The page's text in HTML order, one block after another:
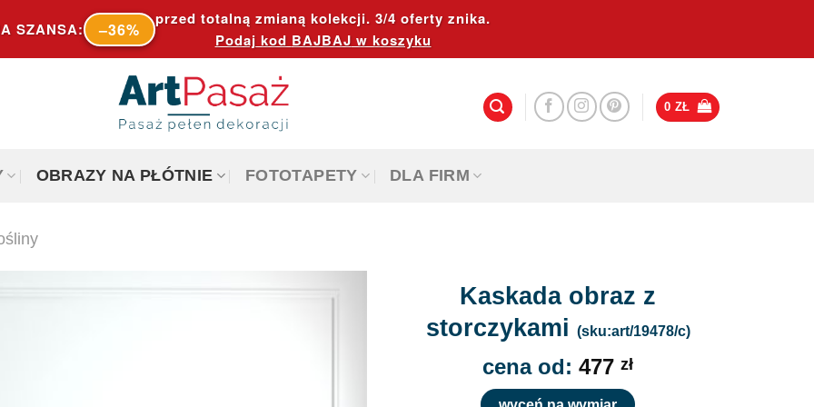
SZANSA: –36%
przed totalną zmianą kolekcji. 3/4 oferty znika.
Podaj kod BAJBAJ w koszyku
0 ZŁ
OBRAZY NA PŁÓTNIE FOTOTAPETY DLA FIRM
Kaskada obraz z
storczykami (sku:art/19478/c)
cena od: 477 zł